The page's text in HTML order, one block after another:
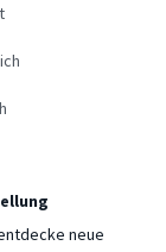
neue